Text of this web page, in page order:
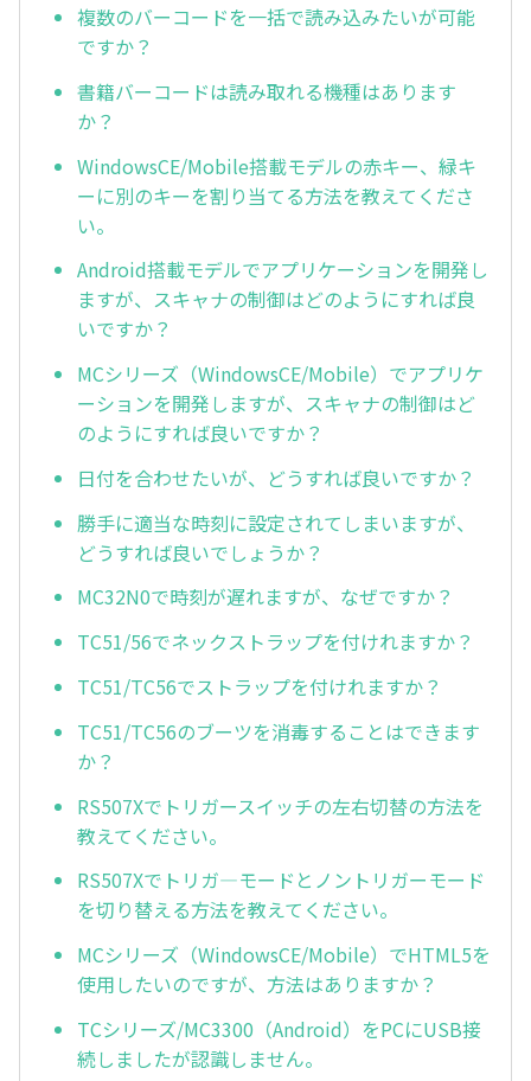
複数のバーコードを一括で読み込みたいが可能
ですか？
書籍バーコードは読み取れる機種はあります
か？
WindowsCE/Mobile搭載モデルの赤キー、緑キ
ーに別のキーを割り当てる方法を教えてくださ
い。
Android搭載モデルでアプリケーションを開発し
ますが、スキャナの制御はどのようにすれば良
いですか？
MCシリーズ（WindowsCE/Mobile）でアプリケ
ーションを開発しますが、スキャナの制御はど
のようにすれば良いですか？
日付を合わせたいが、どうすれば良いですか？
勝手に適当な時刻に設定されてしまいますが、
どうすれば良いでしょうか？
MC32N0で時刻が遅れますが、なぜですか？
TC51/56でネックストラップを付けれますか？
TC51/TC56でストラップを付けれますか？
TC51/TC56のブーツを消毒することはできます
か？
RS507Xでトリガースイッチの左右切替の方法を
教えてください。
RS507Xでトリガ—モードとノントリガーモード
を切り替える方法を教えてください。
MCシリーズ（WindowsCE/Mobile）でHTML5を
使用したいのですが、方法はありますか？
TCシリーズ/MC3300（Android）をPCにUSB接
続しましたが認識しません。